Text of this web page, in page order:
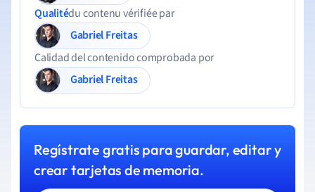
Qualitédu contenu vérifiée par
Gabriel Freitas
Calidad del contenido comprobada por
Gabriel Freitas
Regístrate gratis para guardar, editar y
crear tarjetas de memoria.